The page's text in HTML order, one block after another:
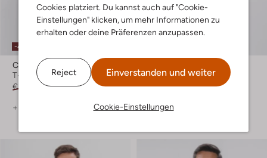
Cookies platziert. Du kannst auch auf "Cookie-
Einstellungen" klicken, um mehr Informationen zu
erhalten oder deine Präferenzen anzupassen.
Reject Einverstanden und weiter
Cookie-Einstellungen
-40%
Chasin
T-shirt
€ 49,99
€ 29,99
+ mehr farben
Casual-Hemd
€ 139,99 € 83,99
+ mehr farben